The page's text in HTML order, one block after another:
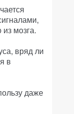
мозга.
вряд ли
в
даже